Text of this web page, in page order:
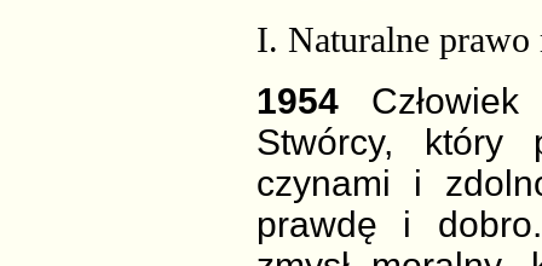
I. Naturalne prawo
1954
Stwórcy, który
czynami i
prawdę i